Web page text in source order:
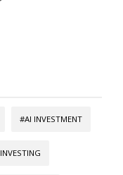
#AI INVESTMENT